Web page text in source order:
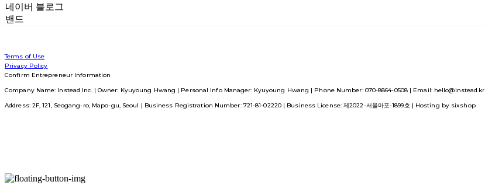
네이버 블로그
밴드
Terms of Use
Privacy Policy
Confirm Entrepreneur Information
Company Name: Instead Inc. | Owner: Kyuyoung Hwang | Personal Info Manager: Kyuyoung Hwang | Phone Number: 070-8864-0508 | Email: hello@instead.kr
Address: 2F, 121, Seogang-ro, Mapo-gu, Seoul | Business Registration Number: 721-81-02220| Business License:제2022-서울마포-1899호 | Hosting by sixshop